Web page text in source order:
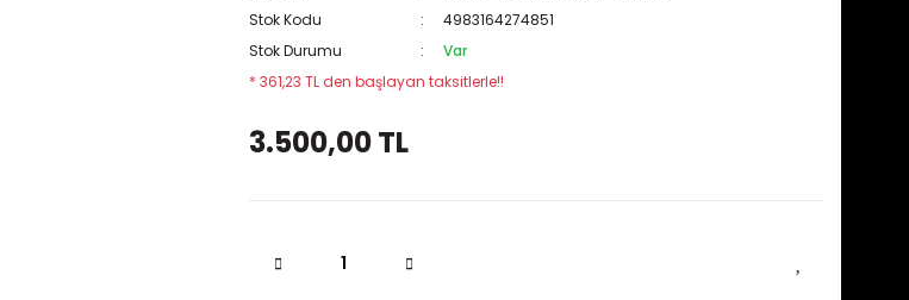
Stok Kodu
4983164274851
Stok Durumu
Var
* 361,23 TL den başlayan taksitlerle!!
3.500,00 TL